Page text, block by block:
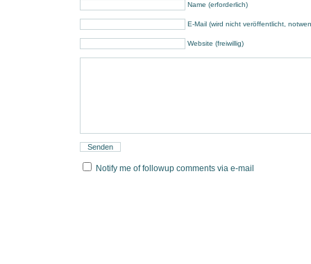
Name (erforderlich)
E-Mail (wird nicht veröffentlicht,
Website (freiwillig)
Notify me of followup comments via e-mail